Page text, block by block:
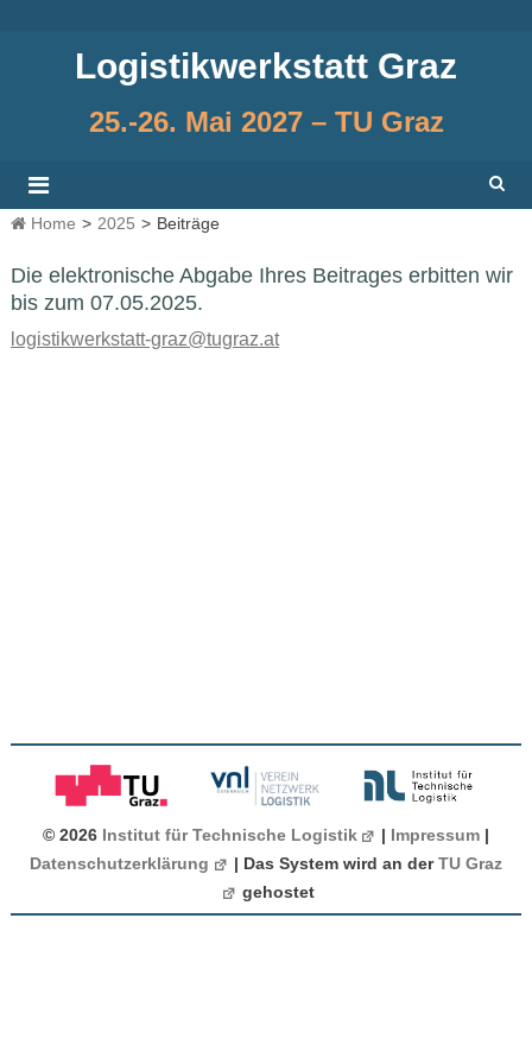
Logistikwerkstatt Graz
25.-26. Mai 2027 – TU Graz
Home > 2025 > Beiträge
Die elektronische Abgabe Ihres Beitrages erbitten wir
bis zum 07.05.2025.
logistikwerkstatt-graz@tugraz.at
© 2026 Institut für Technische Logistik Impressum
Datenschutzerklärung
| Das System wird an der TU Graz
gehostet